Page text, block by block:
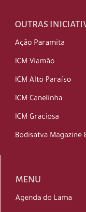
OUTRAS
Ação Paramita
ICM Viamão
ICM Alto Paraíso
ICM Canelinha
ICM Graciosa
Bodisatva Magazine
MENU
Agenda do Lama